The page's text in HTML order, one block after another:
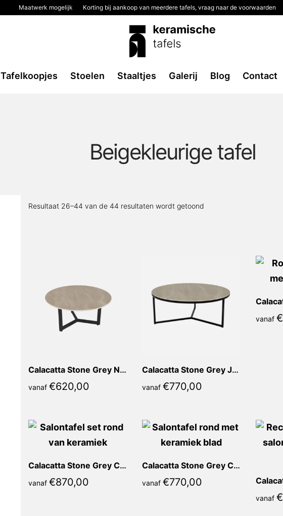
Maatwerk mogelijk Korting bij aankoop van meerdere tafels, vraag naar de voorwaarden
Tafelkoopjes Stoelen Staaltjes Galerij Blog Contact
Beigekleurige tafel
Resultaat 26–44 van de 44 resultaten wordt getoond
Calacatta Stone Grey Neta Rond
vanaf €620,00
Calacatta Stone Grey Julia Rond
vanaf €770,00
vanaf €
Calacatta Stone Grey Celia Rond
vanaf €870,00
Calacatta Stone Grey Celeste Rond
vanaf €770,00
vanaf €